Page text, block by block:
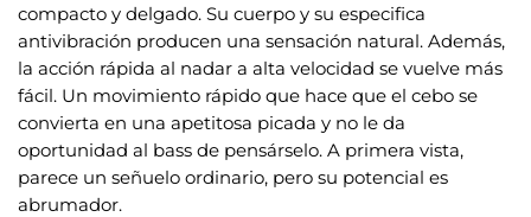
compacto y delgado. Su cuerpo y su especifica
antivibración producen una sensación natural. Además,
la acción rápida al nadar a alta velocidad se vuelve más
fácil. Un movimiento rápido que hace que el cebo se
convierta en una apetitosa picada y no le da
oportunidad al bass de pensárselo. A primera vista,
parece un señuelo ordinario, pero su potencial es
abrumador.